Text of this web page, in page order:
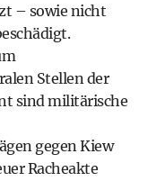
– sowie nicht
Stellen der
sind militärische
gegen Kiew
Racheakte